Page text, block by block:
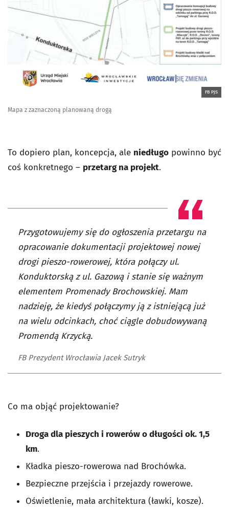
FB PJS
Mapa z zaznaczoną planowaną drogą
To dopiero plan, koncepcja, ale niedługo powinno być
coś konkretnego – przetarg na projekt.
Przygotowujemy się do ogłoszenia przetargu na
opracowanie dokumentacji projektowej nowej
drogi pieszo-rowerowej, która połączy ul.
Konduktorską z ul. Gazową i stanie się ważnym
elementem Promenady Brochowskiej. Mam
nadzieję, że kiedyś połączymy ją z istniejącą już
na wielu odcinkach, choć ciągle dobudowywaną
Promendą Krzycką.
FB Prezydent Wrocławia Jacek Sutryk
Co ma objąć projektowanie?
Droga dla pieszych i rowerów o długości ok. 1,5
km.
Kładka pieszo-rowerowa nad Brochówka.
Bezpieczne przejścia i przejazdy rowerowe.
Oświetlenie, mała architektura (ławki, kosze).